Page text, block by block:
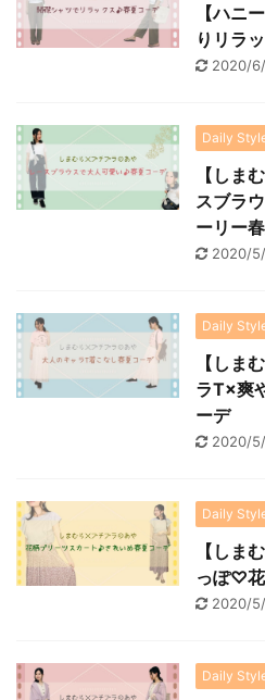
【ハニ
りリラ
2020/
Daily
【しま
スブラ
ーリー
2020/
Daily
【しま
ラT×爽
ーデ
2020/
Daily
【しま
っぽ♡
2020/
Daily